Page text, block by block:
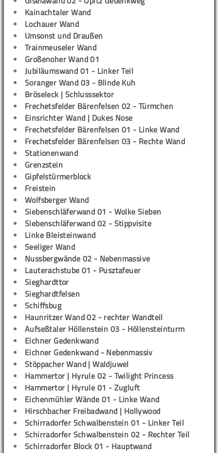
Kainachtaler Wand
Lochauer Wand
Umsonst und Draußen
Trainmeuseler Wand
Großenoher Wand 01
Jubiläumswand 01 - Linker Teil
Soranger Wand 03 - Blinde Kuh
Bröseleck | Schlusssektor
Frechetsfelder Bärenfelsen 02 - Türmchen
Einsrichter Wand | Dukes Nose
Frechetsfelder Bärenfelsen 01 - Linke Wand
Frechetsfelder Bärenfelsen 03 - Rechte Wand
Stationenwand
Grenzstein
Gipfelstürmerblock
Freistein
Wolfsberger Wand
Siebenschläferwand 01 - Wolke Sieben
Siebenschläferwand 02 - Stippvisite
Linke Bleisteinwand
Seeliger Wand
Nussbergwände 02 - Nebenmassive
Lauterachstube 01 - Pusztafeuer
Sieghardttor
Sieghardtfelsen
Schiffsbug
Haunritzer Wand 02 - rechter Wandteil
Aufseßtaler Höllenstein 03 - Höllensteinturm
Eichner Gedenkwand
Eichner Gedenkwand - Nebenmassiv
Stöppacher Wand | Waldjuwel
Hammertor | Hyrule 02 - Twilight Princess
Hammertor | Hyrule 01 - Zugluft
Eichenmühler Wände 01 - Linke Wand
Hirschbacher Freibadwand | Hollywood
Schirradorfer Schwalbenstein 01 - Linker Teil
Schirradorfer Schwalbenstein 02 - Rechter Teil
Schirradorfer Block 01 - Hauptwand